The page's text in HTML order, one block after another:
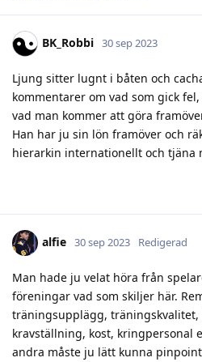
BK_Robbi 30 sep 2023
Ljung sitter lugnt i båten och
kommentarer om vad som gick
vad man kommer att göra
Han har ju sin lön framöver och
hierarkin internationellt och tjäna
alfie 30 sep 2023 Redigerad
Man hade ju velat höra från
föreningar vad som skiljer här.
träningsupplägg,
kravställning, kost, kringpersonal
andra måste ju lätt kunna